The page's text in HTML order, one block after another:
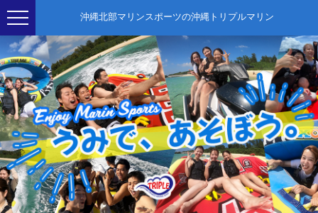
沖縄北部マリンスポーツの沖縄トリプルマリン